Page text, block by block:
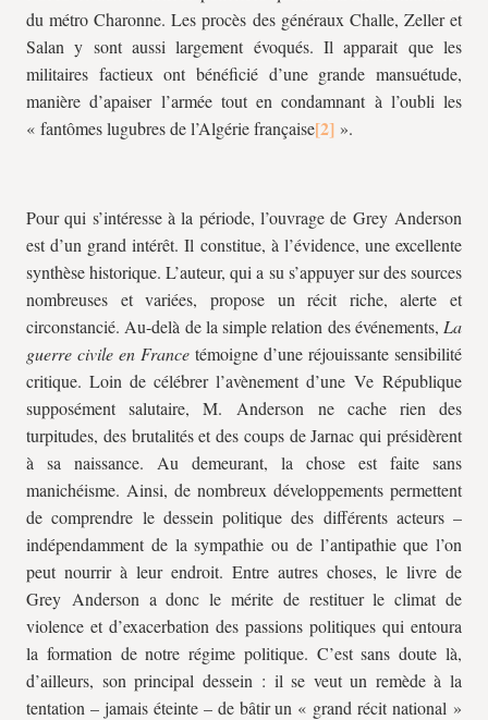
du métro Charonne. Les procès des généraux Challe, Zeller et
Salan y sont aussi largement évoqués. Il apparait que les
militaires factieux ont bénéficié d’une grande mansuétude,
manière d’apaiser l’armée tout en condamnant à l’oubli les
« fantômes lugubres de l’Algérie française
».
Pour qui s’intéresse à la période, l’ouvrage de Grey Anderson
est d’un grand intérêt. Il constitue, à l’évidence, une excellente
synthèse historique. L’auteur, qui a su s’appuyer sur des sources
nombreuses et variées, propose un récit riche, alerte et
circonstancié. Au-delà de la simple relation des événements, La
guerre civile en France témoigne d’une réjouissante sensibilité
critique. Loin de célébrer l’avènement d’une Ve République
supposément salutaire, M. Anderson ne cache rien des
turpitudes, des brutalités et des coups de Jarnac qui présidèrent
à sa naissance. Au demeurant, la chose est faite sans
manichéisme. Ainsi, de nombreux développements permettent
de comprendre le dessein politique des différents acteurs –
indépendamment de la sympathie ou de l’antipathie que l’on
peut nourrir à leur endroit. Entre autres choses, le livre de
Grey Anderson a donc le mérite de restituer le climat de
violence et d’exacerbation des passions politiques qui entoura
la formation de notre régime politique. C’est sans doute là,
d’ailleurs, son principal dessein : il se veut un remède à la
tentation – jamais éteinte – de bâtir un « grand récit national »